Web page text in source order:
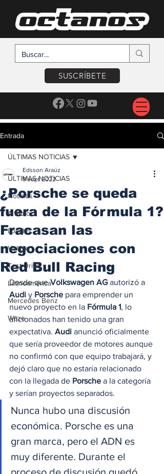
SUSCRÍBETE
Entrada
ÚLTIMAS NOTICIAS
Noticias
A Motor
Locales
Voltaje
Test Drive
Latinoamérica
Mercedes Benz
Waze
ÚLTIMAS NOTICIAS
¿Porsche se queda
fuera de la Fórmula 1?
Fracasan las
negociaciones con
Red Bull Racing
Edsson Araúz
9 sept 2022
Desde que Volkswagen AG autorizó a
Audi y Porsche para emprender un
nuevo proyecto en la Fórmula 1, lo
aficionados han tenido una gran
expectativa. Audi anunció oficialmente
que sería proveedor de motores aunque
no confirmó con que equipo trabajará, y
dejó claro que no estaría relacionado
con la llegada de Porsche a la categoría
y serían proyectos separados.
Nunca hubo una discusión
económica. Porsche es una
gran marca, pero el ADN es
muy diferente. Durante el